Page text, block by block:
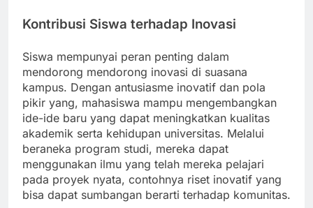
Kontribusi Siswa terhadap Inovasi
Siswa mempunyai peran penting dalam
mendorong mendorong inovasi di suasana
kampus. Dengan antusiasme inovatif dan pola
pikir yang, mahasiswa mampu mengembangkan
ide-ide baru yang dapat meningkatkan kualitas
akademik serta kehidupan universitas. Melalui
beraneka program studi, mereka dapat
menggunakan ilmu yang telah mereka pelajari
pada proyek nyata, contohnya riset inovatif yang
bisa dapat sumbangan berarti terhadap komunitas.